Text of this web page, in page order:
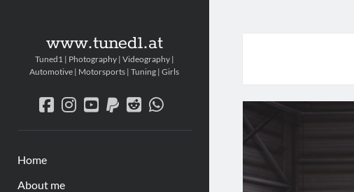
www.tuned1.at
Tuned1 | Photography | Videography |
Automotive | Motorsports | Tuning | Girls
facebook
instagram
youtube
paypal
redditwhatsapp
Home
About me